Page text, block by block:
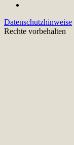
Datenschutzhinweise
Rechte vorbehalten